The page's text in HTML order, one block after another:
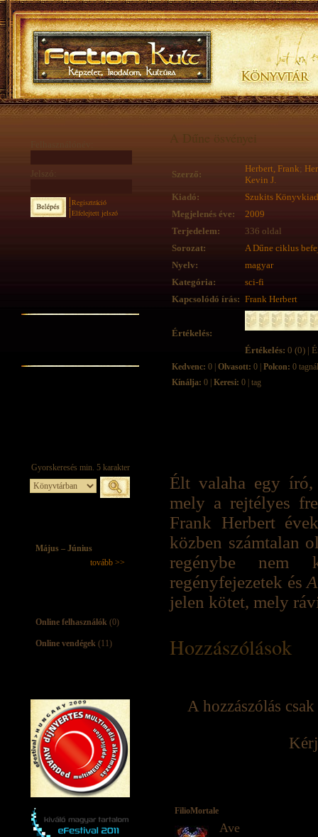
Jelszó:
Regisztráció
Elfelejtett jelszó
Május – Június
tovább >>
Online felhasználók (0)
Online vendégek (11)
A Dűne ösvényei
Szerző:
Herbert, Frank;
Kevin J.
Kiadó:
Szukits
Megjelenés éve:
2009
Terjedelem:
336 oldal
Sorozat:
A Dűne ciklus
Nyelv:
magyar
Kategória:
sci-fi
Kapcsolódó írás: Frank Herbert
Értékelés:
Értékelés: 0 (0) |
Kedvenc: 0 | Olvasott: 0 | Polcon: 0 tagnál
Kínálja: 0 | Keresi: 0 | tag
Élt valaha egy író,
mely a rejtélyes
Frank Herbert
közben számtalan
regénybe nem
regényfejezetek és
jelen kötet, mely
Hozzászólások
A hozzászólás
FilioMortale
Ave